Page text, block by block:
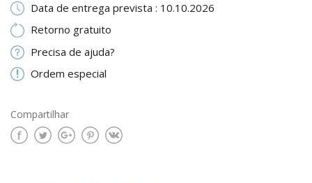
Data de entrega prevista : 10.10.2026
Retorno gratuito
Precisa de ajuda?
Ordem especial
Compartilhar